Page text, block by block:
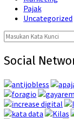
Pajak
Uncategorized
Search
for:
Social